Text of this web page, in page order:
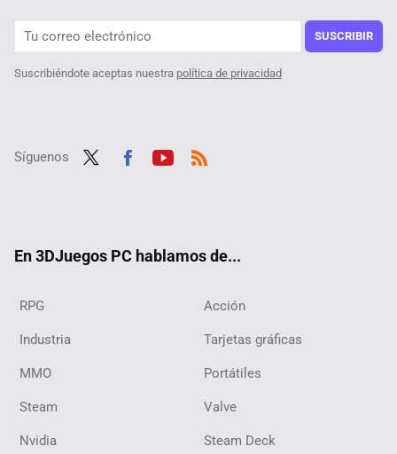
¿Un survival de mundo abierto en el que despliegas tus barcos como si fueran pokémons? Es una de las propuestas más alocadas pero bien recibidas de Steam ahora mismo
SUSCRIBIR
Suscribiéndote aceptas nuestra política de privacidad
Síguenos
En 3DJuegos PC hablamos de...
RPG Acción
Industria Tarjetas gráficas
MMO Portátiles
Steam Valve
Nvidia Steam Deck